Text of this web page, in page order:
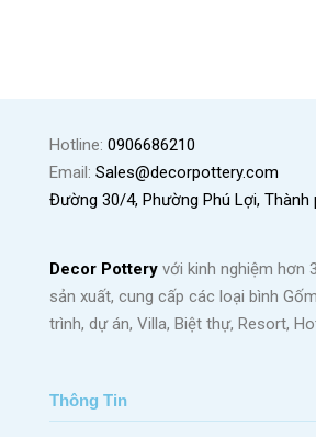
Hotline: 0906686210
Email: Sales@decorpottery.com
Đường 30/4, Phường Phú Lợi, Thành
Decor Pottery với kinh nghiệm hơn
sản xuất, cung cấp các loại bình
trình, dự án, Villa, Biệt thự, Resort,
Thông Tin